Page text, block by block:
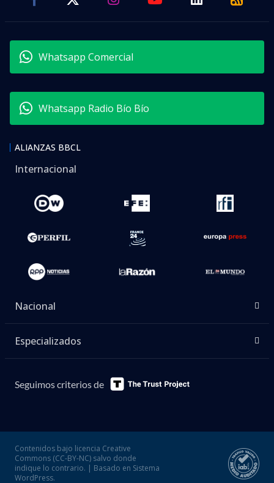
Whatsapp Comercial
Whatsapp Radio Bío Bío
ALIANZAS BBCL
Internacional
Nacional
Especializados
Seguimos criterios de
Contenidos bajo licencia Creative
Commons (CC-BY-NC) salvo donde
indique lo contrario. | Basado en Sistema
WordPress.